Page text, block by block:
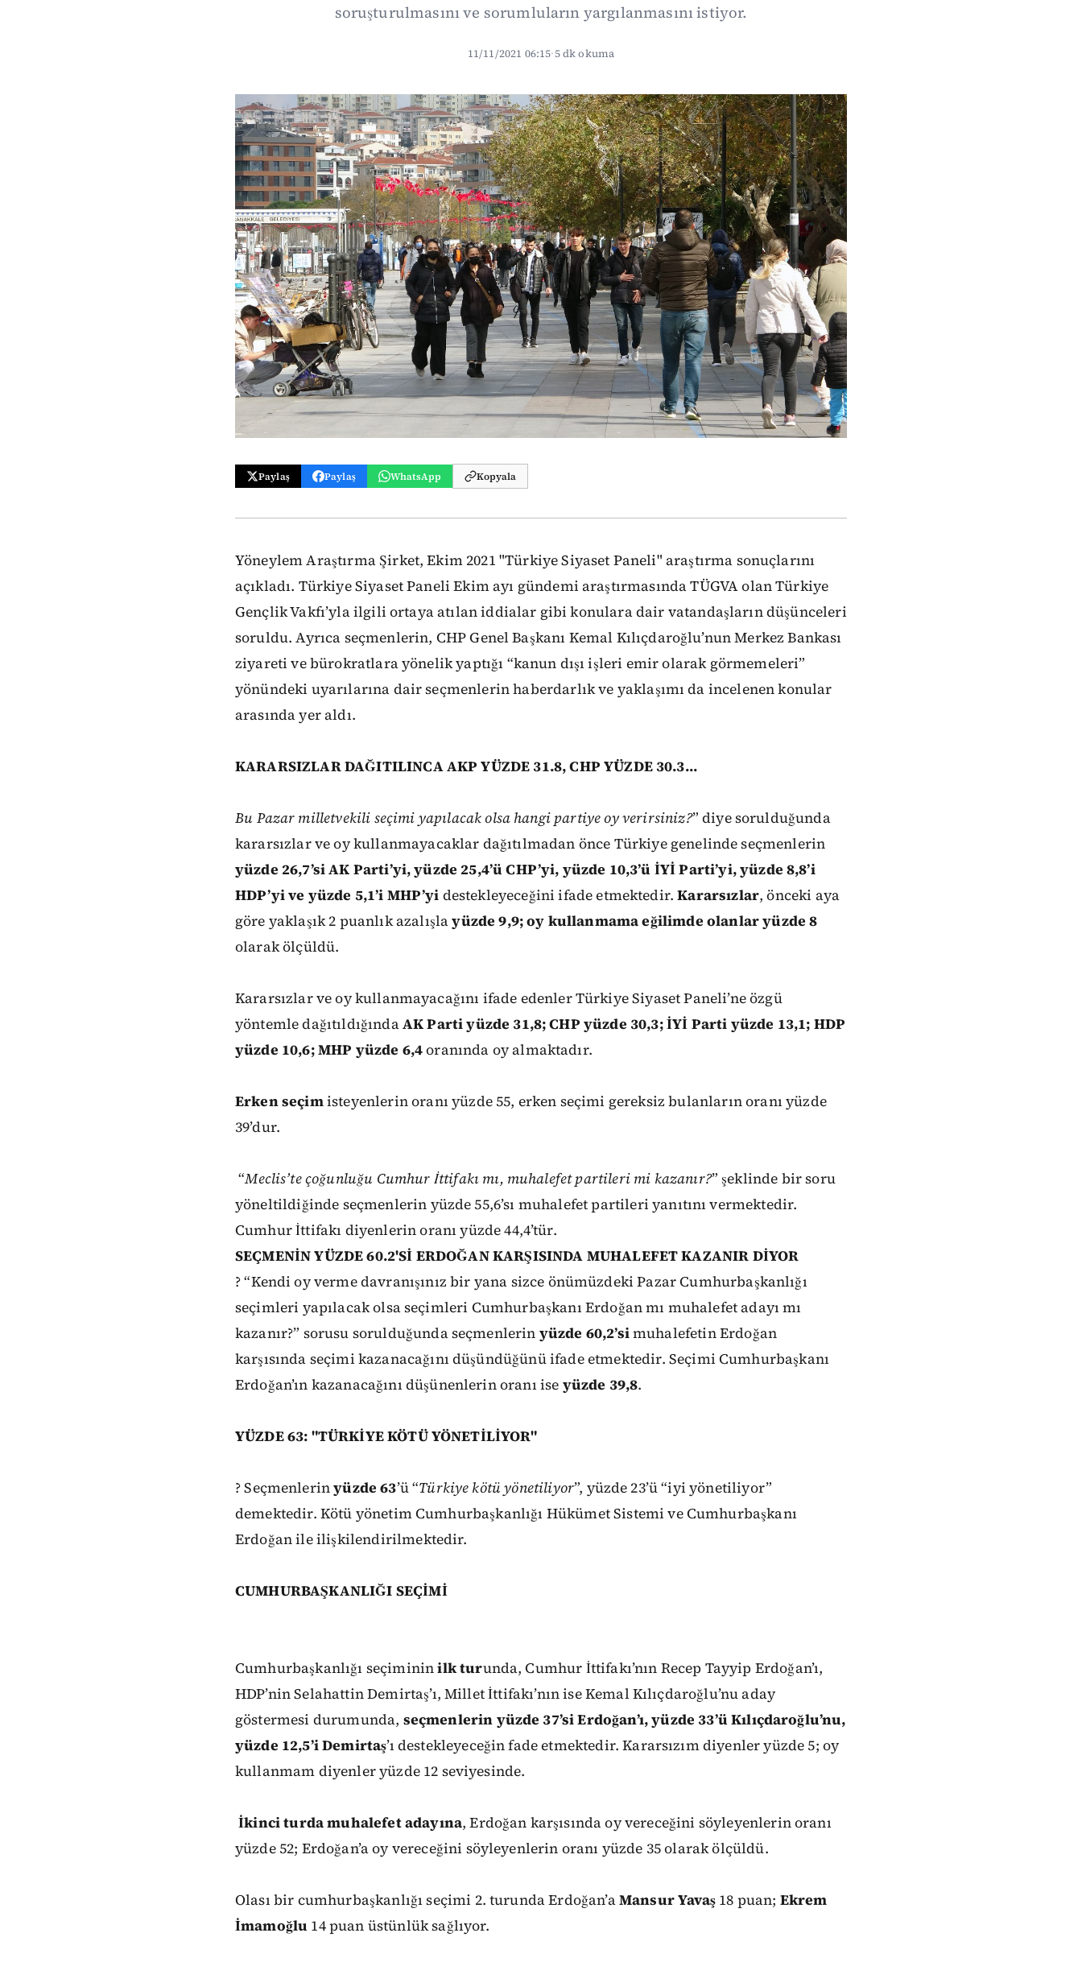
soruşturulmasını ve sorumluların yargılanmasını istiyor.
11/11/2021 06:15·5 dk okuma
Paylaş Paylaş WhatsApp Kopyala
Yöneylem Araştırma Şirket, Ekim 2021 "Türkiye Siyaset Paneli" araştırma sonuçlarını
açıkladı. Türkiye Siyaset Paneli Ekim ayı gündemi araştırmasında TÜGVA olan Türkiye
Gençlik Vakfı’yla ilgili ortaya atılan iddialar gibi konulara dair vatandaşlarındüşünceleri
soruldu. Ayrıca seçmenlerin, CHP Genel Başkanı Kemal Kılıçdaroğlu’nun Merkez Bankası
ziyareti ve bürokratlara yönelik yaptığı “kanun dışı işleri emirolarak görmemeleri”
yönündeki uyarılarına dair seçmenlerinhaberdarlıkve yaklaşımı da incelenenkonular
arasında yer aldı.
KARARSIZLAR DAĞITILINCA AKP YÜZDE 31.8, CHP YÜZDE 30.3...
Bu Pazar milletvekili seçimi yapılacakolsa hangi partiyeoyverirsiniz?” diyesorulduğunda
kararsızlarveoykullanmayacaklar dağıtılmadan önce Türkiye genelindeseçmenlerin
yüzde 26,7’si AK Parti’yi, yüzde 25,4’ü CHP’yi, yüzde 10,3’ü İYİ Parti’yi, yüzde 8,8’i
HDP’yi ve yüzde 5,1’i MHP’yi destekleyeceğini ifade etmektedir.Kararsızlar, önceki aya
göre yaklaşık 2 puanlıkazalışlayüzde 9,9;oy kullanmamaeğilimde olanlaryüzde 8
olarak ölçüldü.
Kararsızlar ve oy kullanmayacağını ifade edenler TürkiyeSiyasetPaneli’neözgü
yöntemledağıtıldığındaAKPartiyüzde 31,8;CHP yüzde 30,3;İYİ Parti yüzde 13,1; HDP
yüzde 10,6;MHP yüzde 6,4oranında oyalmaktadır.
Erkenseçimisteyenlerinoranı yüzde 55, erken seçimi gereksiz bulanlarınoranı yüzde
39’dur.
“Meclis’teçoğunluğu Cumhur İttifakı mı, muhalefetpartileri mi kazanır?” şeklinde bir soru
yöneltildiğinde seçmenlerin yüzde 55,6’sı muhalefetpartileri yanıtını vermektedir.
Cumhurİttifakı diyenlerinoranı yüzde44,4’tür.
SEÇMENİN YÜZDE 60.2'Sİ ERDOĞAN KARŞISINDA MUHALEFET KAZANIR DİYOR
?“Kendi oyvermedavranışınız bir yana sizce önümüzdeki Pazar Cumhurbaşkanlığı
seçimleri yapılacak olsa seçimleri Cumhurbaşkanı Erdoğanmı muhalefetadayı mı
kazanır?” sorusu sorulduğunda seçmenlerin yüzde 60,2’simuhalefetinErdoğan
karşısında seçimi kazanacağını düşündüğünüifadeetmektedir. Seçimi Cumhurbaşkanı
Erdoğan’ın kazanacağını düşünenlerin oranı ise yüzde 39,8.
YÜZDE 63: "TÜRKİYE KÖTÜ YÖNETİLİYOR"
?Seçmenlerinyüzde 63’ü “Türkiye kötü yönetiliyor”, yüzde 23’ü “iyi yönetiliyor”
demektedir. Kötü yönetimCumhurbaşkanlığı HükümetSistemi veCumhurbaşkanı
Erdoğanileilişkilendirilmektedir.
CUMHURBAŞKANLIĞI SEÇİMİ
Cumhurbaşkanlığı seçimininilkturunda, Cumhur İttifakı’nın Recep Tayyip Erdoğan’ı,
HDP’nin SelahattinDemirtaş’ı, Milletİttifakı’nıniseKemalKılıçdaroğlu’nuaday
göstermesi durumunda, seçmenlerin yüzde 37’siErdoğan’ı,yüzde 33’üKılıçdaroğlu’nu,
yüzde 12,5’iDemirtaş’ı destekleyeceğin fadeetmektedir. Kararsızımdiyenleryüzde 5; oy
kullanmam diyenler yüzde 12 seviyesinde.
İkinciturdamuhalefetadayına, Erdoğan karşısındaoyvereceğini söyleyenlerinoranı
yüzde 52; Erdoğan’aoy vereceğini söyleyenlerin oranı yüzde 35olarakölçüldü.
Olası bir cumhurbaşkanlığı seçimi 2. turundaErdoğan’aMansurYavaş 18 puan; Ekrem
İmamoğlu 14puan üstünlüksağlıyor.